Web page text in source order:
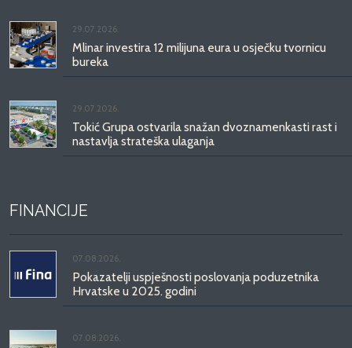
29.07.2026.
Mlinar investira 12 milijuna eura u osječku tvornicu
bureka
29.07.2026.
Tokić Grupa ostvarila snažan dvoznamenkasti rast i
nastavlja strateška ulaganja
FINANCIJE
07.08.2026.
Pokazatelji uspješnosti poslovanja poduzetnika
Hrvatske u 2025. godini
07.08.2026.